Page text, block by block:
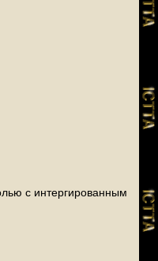
с интергированным